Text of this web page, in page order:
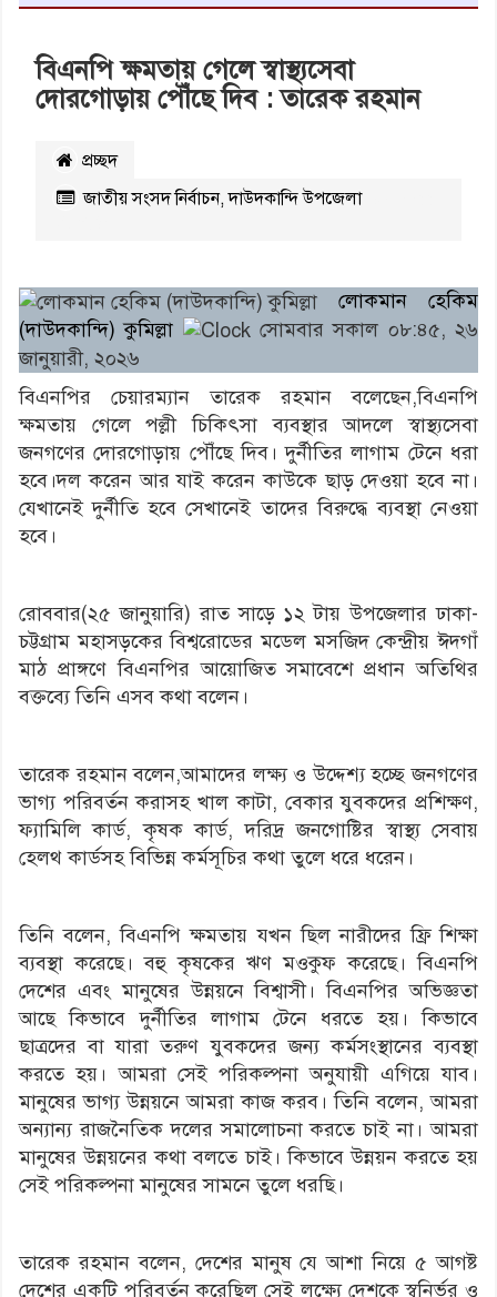
বিএনপি ক্ষমতায় গেলে স্বাস্থ্যসেবা
দোরগোড়ায় পৌঁছে দিব : তারেক রহমান
প্রচ্ছদ
জাতীয় সংসদ নির্বাচন,দাউদকান্দি উপজেলা
লোকমান হেকিম
(দাউদকান্দি) কুমিল্লা
সোমবার সকাল ০৮:৪৫, ২৬
জানুয়ারী, ২০২৬
বিএনপির চেয়ারম্যান তারেক রহমান বলেছেন,বিএনপি
ক্ষমতায় গেলে পল্লী চিকিৎসা ব্যবস্থার আদলে স্বাস্থ্যসেবা
জনগণের দোরগোড়ায় পৌঁছে দিব। দুর্নীতির লাগাম টেনে ধরা
হবে।দল করেন আর যাই করেন কাউকে ছাড় দেওয়া হবে না।
যেখানেই দুর্নীতি হবে সেখানেই তাদের বিরুদ্ধে ব্যবস্থা নেওয়া
হবে।
রোববার(২৫ জানুয়ারি) রাত সাড়ে ১২ টায় উপজেলার ঢাকা-
চট্টগ্রাম মহাসড়কের বিশ্বরোডের মডেল মসজিদ কেন্দ্রীয় ঈদগাঁ
মাঠ প্রাঙ্গণে বিএনপির আয়োজিত সমাবেশে প্রধান অতিথির
বক্তব্যে তিনি এসব কথা বলেন।
তারেক রহমান বলেন,আমাদের লক্ষ্য ও উদ্দেশ্য হচ্ছে জনগণের
ভাগ্য পরিবর্তন করাসহ খাল কাটা, বেকার যুবকদের প্রশিক্ষণ,
ফ্যামিলি কার্ড, কৃষক কার্ড, দরিদ্র জনগোষ্টির স্বাস্থ্য সেবায়
হেলথ কার্ডসহ বিভিন্ন কর্মসূচির কথা তুলে ধরে ধরেন।
তিনি বলেন, বিএনপি ক্ষমতায় যখন ছিল নারীদের ফ্রি শিক্ষা
ব্যবস্থা করেছে। বহু কৃষকের ঋণ মওকুফ করেছে। বিএনপি
দেশের এবং মানুষের উন্নয়নে বিশ্বাসী। বিএনপির অভিজ্ঞতা
আছে কিভাবে দুর্নীতির লাগাম টেনে ধরতে হয়। কিভাবে
ছাত্রদের বা যারা তরুণ যুবকদের জন্য কর্মসংস্থানের ব্যবস্থা
করতে হয়। আমরা সেই পরিকল্পনা অনুযায়ী এগিয়ে যাব।
মানুষের ভাগ্য উন্নয়নে আমরা কাজ করব। তিনি বলেন, আমরা
অন্যান্য রাজনৈতিক দলের সমালোচনা করতে চাই না। আমরা
মানুষের উন্নয়নের কথা বলতে চাই। কিভাবে উন্নয়ন করতে হয়
সেই পরিকল্পনা মানুষের সামনে তুলে ধরছি।
তারেক রহমান বলেন, দেশের মানুষ যে আশা নিয়ে ৫ আগষ্ট
দেশের একটি পরিবর্তন করেছিল সেই লক্ষ্যে দেশকে স্বনির্ভর ও